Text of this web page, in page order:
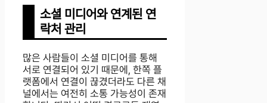
소셜 미디어와 연계된 연
락처 관리
많은 사람들이 소셜 미디어를 통해
서로 연결되어 있기 때문에, 한쪽 플
랫폼에서 연결이 끊겼더라도 다른 채
널에서는 여전히 소통 가능성이 존재